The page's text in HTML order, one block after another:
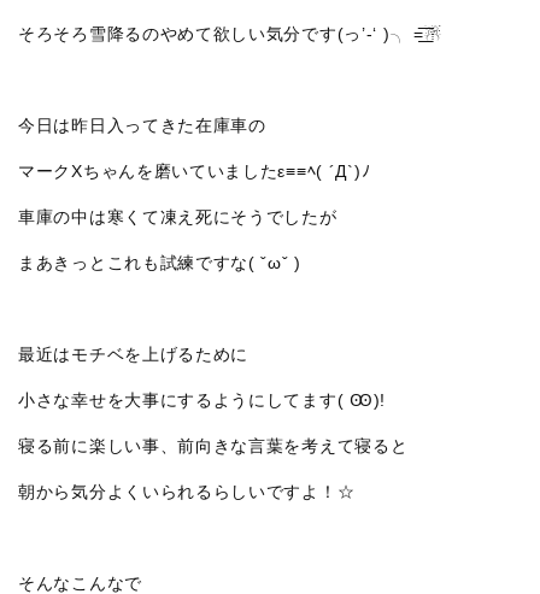
そろそろ雪降るのやめて欲しい気分です(っ’-‘ )╮ =͟͟͞͞☃
今日は昨日入ってきた在庫車の
マークXちゃんを磨いていましたε≡≡ﾍ( ´Д`)ﾉ
車庫の中は寒くて凍え死にそうでしたが
まあきっとこれも試練ですな( ˇωˇ )
最近はモチベを上げるために
小さな幸せを大事にするようにしてます( Ꙭ)!
寝る前に楽しい事、前向きな言葉を考えて寝ると
朝から気分よくいられるらしいですよ！☆
そんなこんなで